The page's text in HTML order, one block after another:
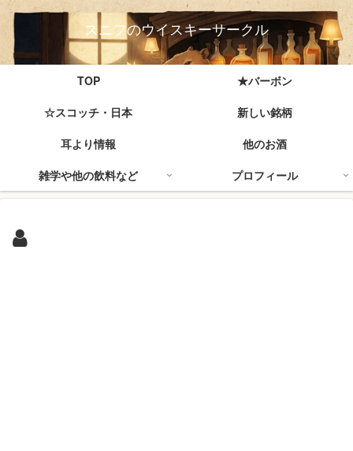
スニフのウイスキーサークル
TOP
★バーボン
☆スコッチ・日本
新しい銘柄
耳より情報
他のお酒
雑学や他の飲料など
プロフィール